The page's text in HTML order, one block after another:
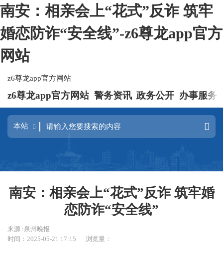
南安：相亲会上“花式”反诈 筑牢
婚恋防诈“安全线”-z6尊龙app官方
网站
z6尊龙app官方网站
z6尊龙app官方网站 警务资讯 政务公开 办事服务
南安：相亲会上“花式”反诈 筑牢婚
恋防诈“安全线”
来源 :泉州晚报
时间：2025-05-21 17:15
浏览量：